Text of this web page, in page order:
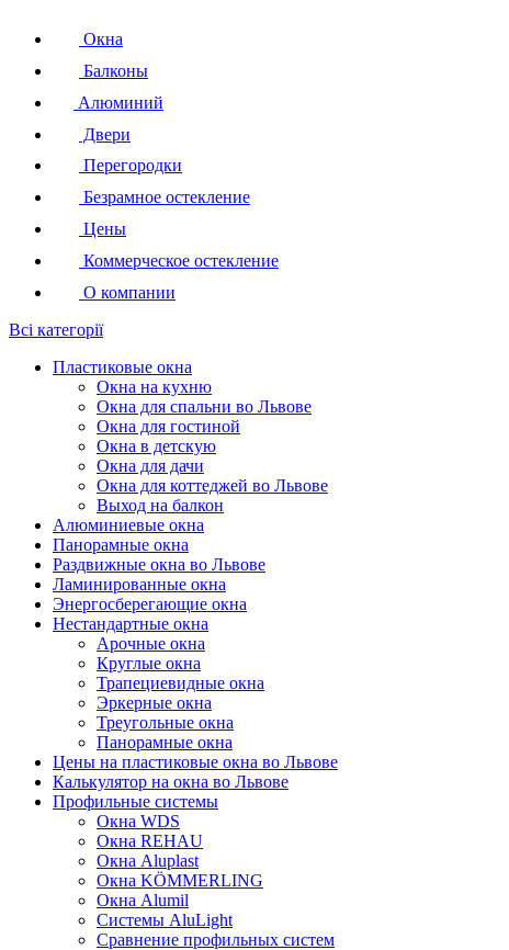
Окна
Балконы
Алюминий
Двери
Перегородки
Безрамное остекление
Цены
Коммерческое остекление
О компании
Всі категорії
Пластиковые окна
Окна на кухню
Окна для спальни во Львове
Окна для гостиной
Окна в детскую
Окна для дачи
Окна для коттеджей во Львове
Выход на балкон
Алюминиевые окна
Панорамные окна
Раздвижные окна во Львове
Ламинированные окна
Энергосберегающие окна
Нестандартные окна
Арочные окна
Круглые окна
Трапециевидные окна
Эркерные окна
Треугольные окна
Панорамные окна
Цены на пластиковые окна во Львове
Калькулятор на окна во Львове
Профильные системы
Окна WDS
Окна REHAU
Окна Aluplast
Окна KÖMMERLING
Окна Alumil
Системы AluLight
Сравнение профильных систем